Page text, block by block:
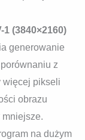
1 (3840×2160)
generowanie
z
więcej pikseli
obrazu
na dużym